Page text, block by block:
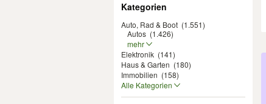
Kategorien
Auto, Rad & Boot (1.551)
Autos (1.426)
mehr
Elektronik (141)
Haus & Garten (180)
Immobilien (158)
Alle Kategorien